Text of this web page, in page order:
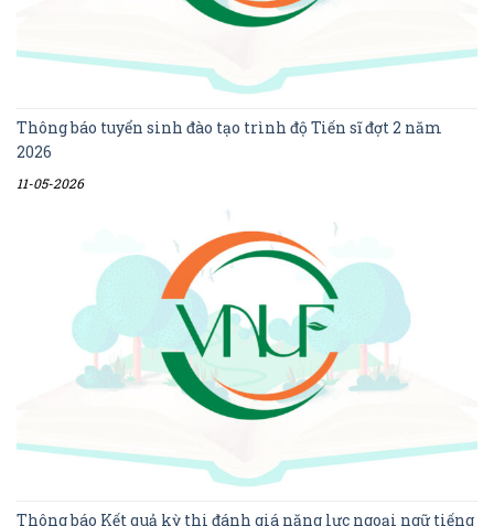
Thông báo tuyển sinh đào tạo trình độ Tiến sĩ đợt 2 năm
2026
11-05-2026
Thông báo Kết quả kỳ thi đánh giá năng lực ngoại ngữ tiếng